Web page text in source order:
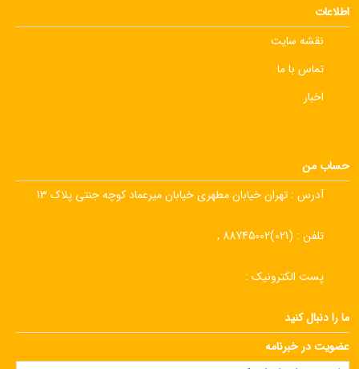
اطلاعات
نقشه سایت
تماس با ما
اخبار
حساب من
آدرس : تهران خیابان مطهری خیابان میرعماد کوچه جنتی پلاک 13
تلفن : (021)88745002 ,
پست الکترونیک :
ما را دنبال کنید
عضویت در خبرنامه